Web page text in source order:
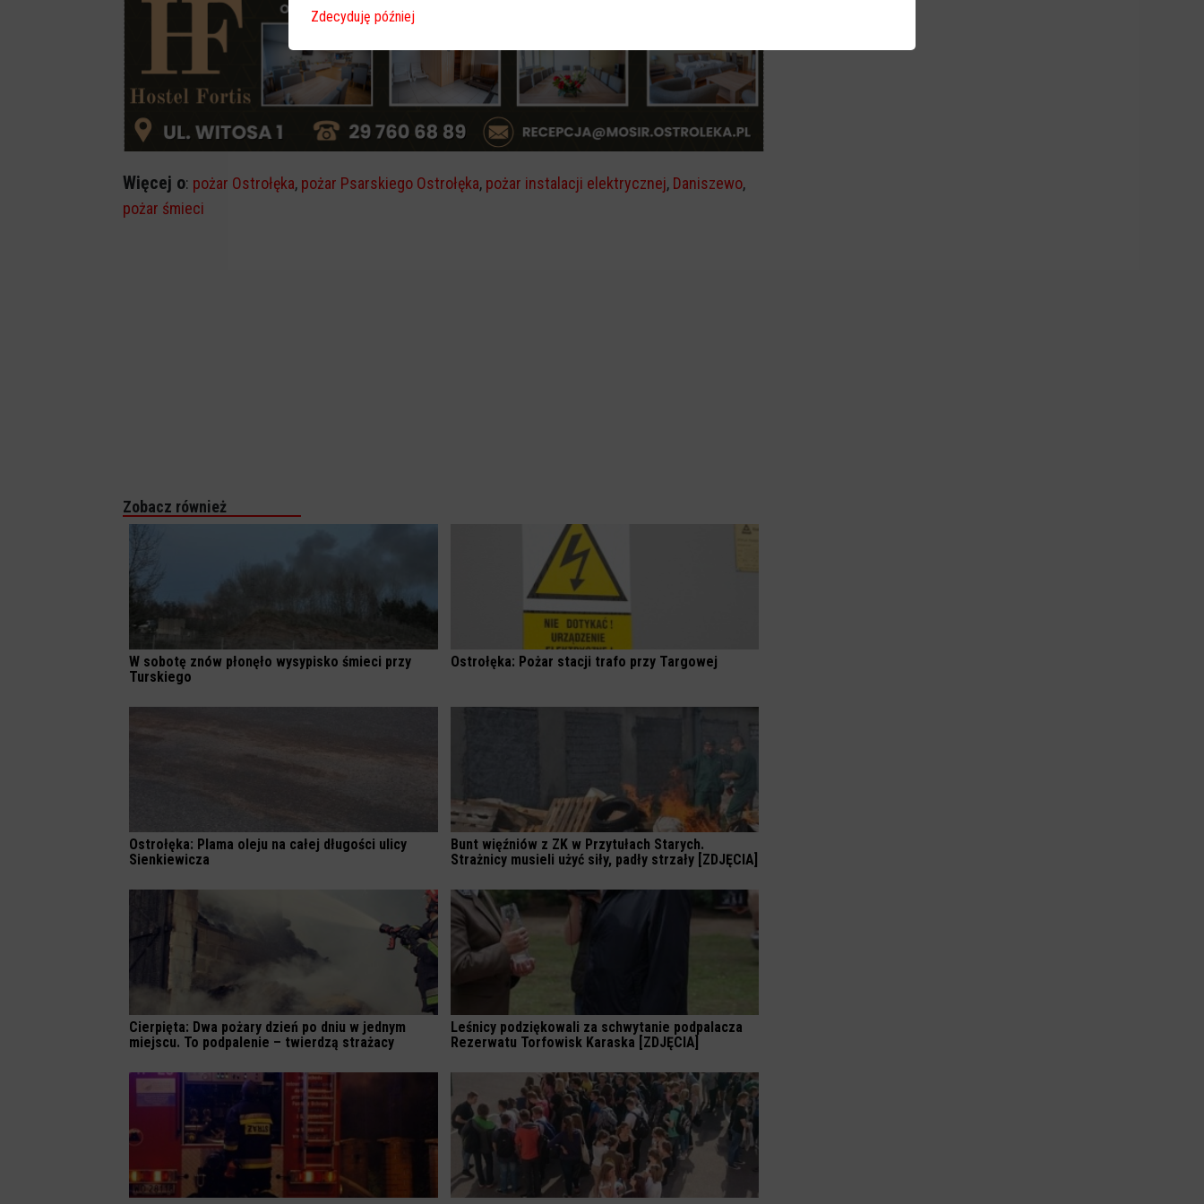
Więcej o: pożar Ostrołęka, pożar Psarskiego Ostrołęka, pożar instalacji elektrycznej, Daniszewo,
pożar śmieci
Zobacz również
W sobotę znów płonęło wysypisko śmieci przy
Turskiego
Ostrołęka: Pożar stacji trafo przy Targowej
Ostrołęka: Plama oleju na całej długości ulicy
Sienkiewicza
Bunt więźniów z ZK w Przytułach Starych.
Strażnicy musieli użyć siły, padły strzały [ZDJĘCIA]
Cierpięta: Dwa pożary dzień po dniu w jednym
miejscu. To podpalenie – twierdzą strażacy
Leśnicy podziękowali za schwytanie podpalacza
Rezerwatu Torfowisk Karaska [ZDJĘCIA]
Zdecyduję później